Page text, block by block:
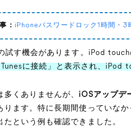
： iPhoneパスワードロック1時間・3
試す機会があります。iPod touch
に接続」と表示され、iPod
多くありませんが、iOSアップデ
ります。特に長期間使っていな
たという例も確認できました。